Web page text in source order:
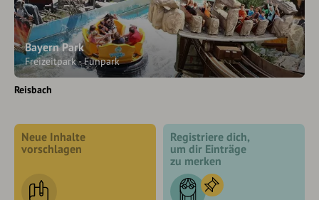
Bayern Park
Freizeitpark - Funpark
Reisbach
Neue Inhalte
vorschlagen
Registriere dich,
um dir Einträge
zu merken